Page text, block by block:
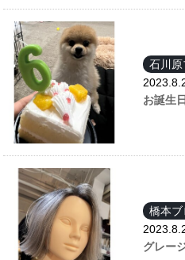
石川
お誕生
橋本ブ
グレー